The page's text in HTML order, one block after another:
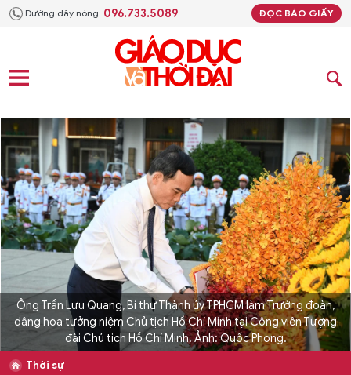
Đường dây nóng: 096.733.5089 ĐỌC BÁO GIẤY
Ông Trần Lưu Quang, Bí thư Thành ủy TPHCM làm Trưởng đoàn,
dâng hoa tưởng niệm Chủ tịch Hồ Chí Minh tại Công viên Tượng
đài Chủ tịch Hồ Chí Minh. Ảnh: Quốc Phong.
Thời sự